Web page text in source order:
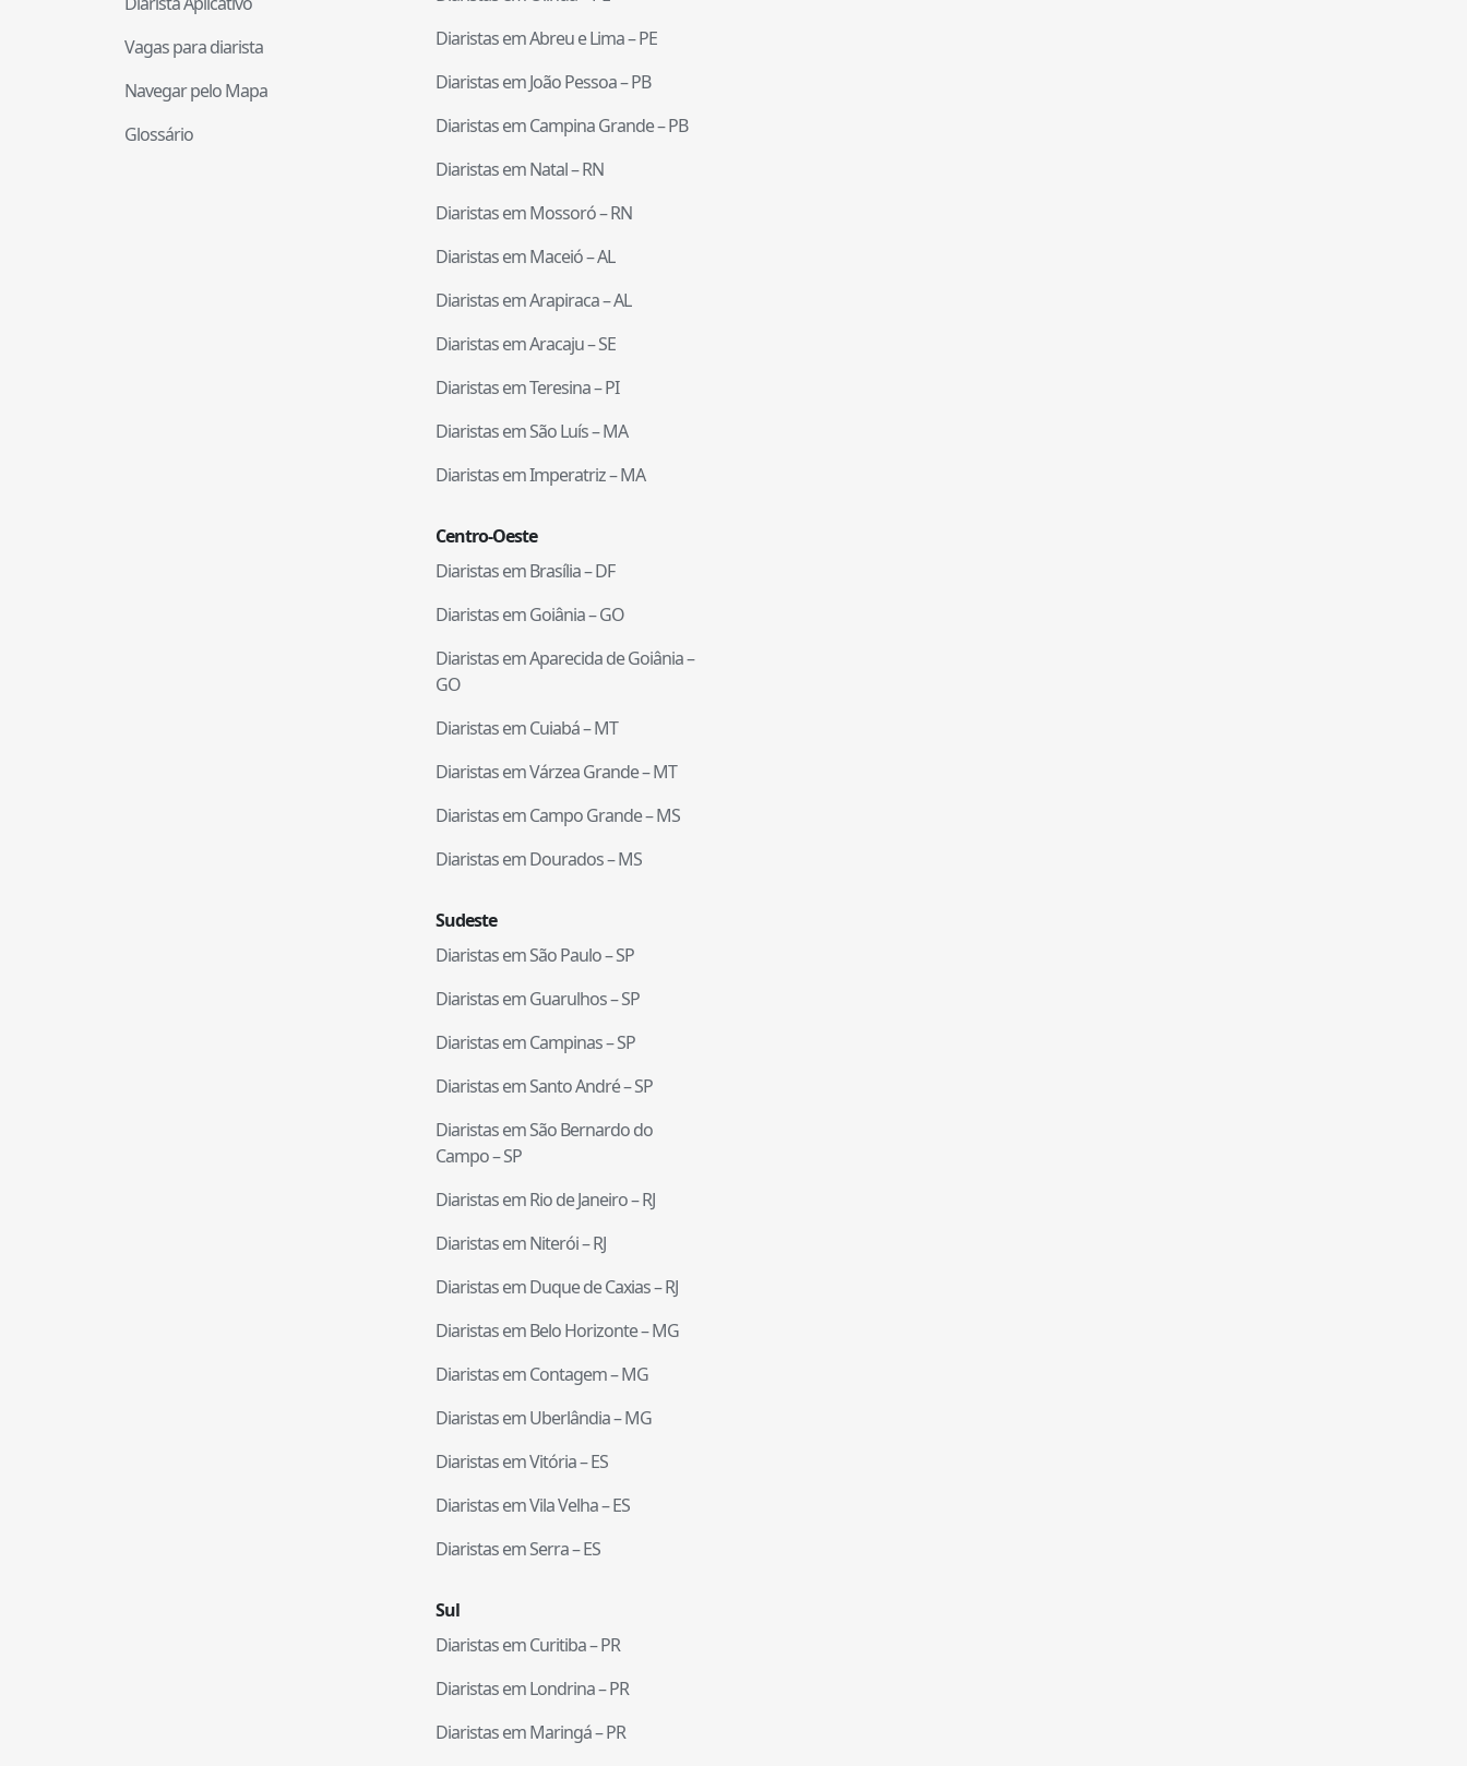
Vagas para diarista
Navegar pelo Mapa
Glossário
Diaristas emAbreu e Lima–PE
Diaristas emJoão Pessoa–PB
Diaristas emCampina Grande–PB
Diaristas emNatal–RN
Diaristas emMossoró–RN
Diaristas emMaceió–AL
Diaristas emArapiraca–AL
Diaristas emAracaju–SE
Diaristas emTeresina–PI
Diaristas emSão Luís–MA
Diaristas emImperatriz–MA
Centro-Oeste
Diaristas emBrasília–DF
Diaristas emGoiânia–GO
Diaristas emAparecida de Goiânia–
GO
Diaristas emCuiabá–MT
Diaristas emVárzea Grande–MT
Diaristas emCampo Grande–MS
Diaristas emDourados–MS
Sudeste
Diaristas emSão Paulo–SP
Diaristas emGuarulhos–SP
Diaristas emCampinas–SP
Diaristas emSanto André–SP
Diaristas emSão Bernardo do
Campo–SP
Diaristas emRio de Janeiro–RJ
Diaristas emNiterói–RJ
Diaristas emDuque de Caxias–RJ
Diaristas emBelo Horizonte–MG
Diaristas emContagem–MG
Diaristas emUberlândia–MG
Diaristas emVitória–ES
Diaristas emVila Velha–ES
Diaristas emSerra–ES
Sul
Diaristas emCuritiba–PR
Diaristas emLondrina–PR
Diaristas emMaringá–PR